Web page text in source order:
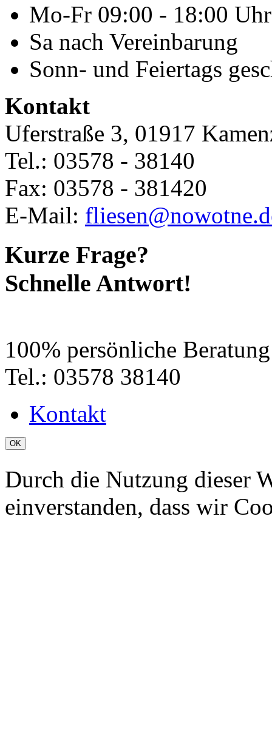
Mo-Fr 09:00 - 18:00 Uhr
Sa nach Vereinbarung
Sonn- und Feiertags
Kontakt
Uferstraße 3, 01917
Tel.: 03578 - 38140
Fax: 03578 - 381420
E-Mail:
Kurze Frage?
Schnelle Antwort!
100% persönliche Beratung
Tel.: 03578 38140
Kontakt
OK
Durch die Nutzung dieser
einverstanden, dass wir